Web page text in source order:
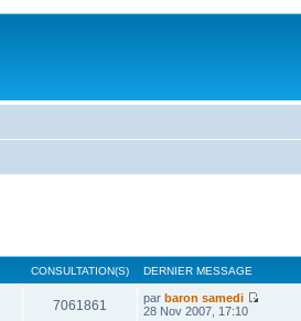
CONSULTATION(S) DERNIER MESSAGE
7061861 parbaron samedi
28 Nov 2007, 17:10